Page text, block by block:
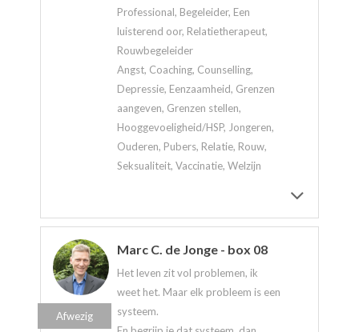
Professional, Begeleider, Een
luisterend oor, Relatietherapeut,
Rouwbegeleider
Angst, Coaching, Counselling,
Depressie, Eenzaamheid, Grenzen
aangeven, Grenzen stellen,
Hooggevoeligheid/HSP, Jongeren,
Ouderen, Pubers, Relatie, Rouw,
Seksualiteit, Vaccinatie, Welzijn
Marc C. de Jonge - box 08
Het leven zit vol problemen, ik
weet het. Maar elk probleem is een
systeem.
Afwezig